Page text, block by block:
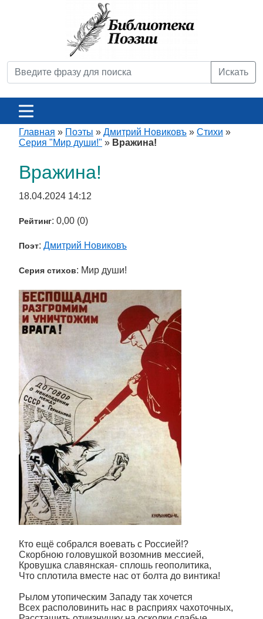
Искать
Главная » Поэты » Дмитрий Новиковъ » Стихи »
Серия "Мир души!" » Вражина!
Вражина!
18.04.2024 14:12
Рейтинг: 0,00 (0)
Поэт: Дмитрий Новиковъ
Серия стихов: Мир души!
Кто ещё собрался воевать с Россией!?
Скорбною головушкой возомнив мессией,
Кровушка славянская- сплошь геополитика,
Что сплотила вместе нас от болта до винтика!
Рылом утопическим Западу так хочется
Всех располовинить нас в расприях чахоточных,